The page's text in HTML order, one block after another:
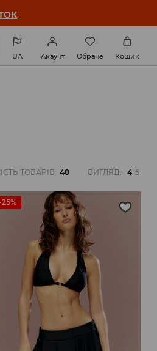
UA Акаунт Обране Кошик
ТОВАРІВ: 48 ВИГЛЯД : 4 5
25%